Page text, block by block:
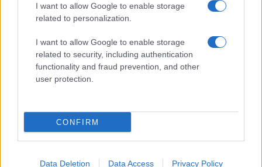
I want to allow Google to enable storage
related to personalization.
I want to allow Google to enable storage
related to security, including authentication
functionality and fraud prevention, and other
user protection.
CONFIRM
Data Deletion Data Access Privacy Policy